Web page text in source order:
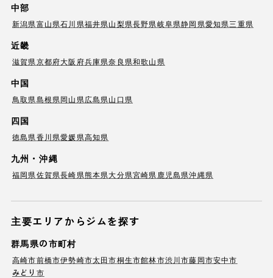
中部
新潟県富山県石川県福井県山梨県長野県岐阜県静岡県愛知県三重県
近畿
滋賀県京都府大阪府兵庫県奈良県和歌山県
中国
鳥取県島根県岡山県広島県山口県
四国
徳島県香川県愛媛県高知県
九州・沖縄
福岡県佐賀県長崎県熊本県大分県宮崎県 鹿児島県沖縄県
主要エリアからジムを探す
群馬県の市町村
高崎市前橋市伊勢崎市太田市桐生市館林市渋川市藤岡市安中市
みどり市